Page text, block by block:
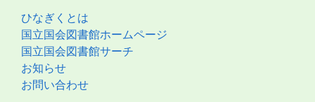
ひなぎくとは
国立国会図書館ホームページ
国立国会図書館サーチ
お知らせ
お問い合わせ